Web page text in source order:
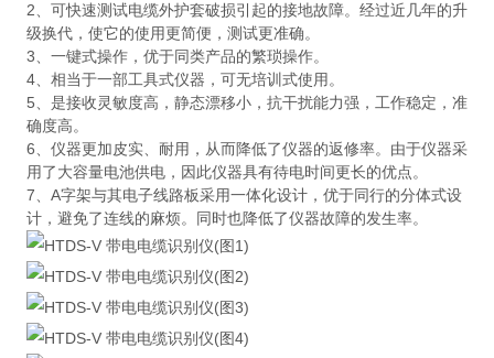
2、可快速测试电缆外护套破损引起的接地故障。经过近几年的升
级换代，使它的使用更简便，测试更准确。
3、一键式操作，优于同类产品的繁琐操作。
4、相当于一部工具式仪器，可无培训式使用。
5、是接收灵敏度高，静态漂移小，抗干扰能力强，工作稳定，准
确度高。
6、仪器更加皮实、耐用，从而降低了仪器的返修率。由于仪器采
用了大容量电池供电，因此仪器具有待电时间更长的优点。
7、A字架与其电子线路板采用一体化设计，优于同行的分体式设
计，避免了连线的麻烦。同时也降低了仪器故障的发生率。